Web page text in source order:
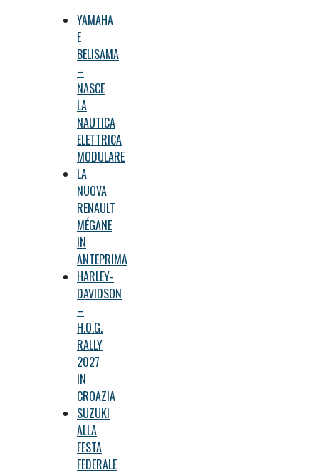
YAMAHA
E
BELISAMA
–
NASCE
LA
NAUTICA
ELETTRICA
MODULARE
LA
NUOVA
RENAULT
MÉGANE
IN
ANTEPRIMA
HARLEY-
DAVIDSON
–
H.O.G.
RALLY
2027
IN
CROAZIA
SUZUKI
ALLA
FESTA
FEDERALE